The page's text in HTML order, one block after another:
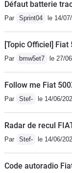
Défaut batterie
Par Sprint04 le 14/
[Topic Officiel]
Par bmw5et7 le 27/
Follow me Fiat
Par Stef- le 14/06/
Radar de recul
Par Stef- le 14/06/
Code autoradio